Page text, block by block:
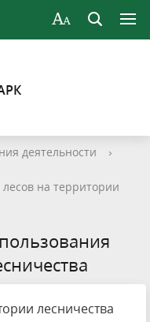
деятельности
›
на территории
лесничества